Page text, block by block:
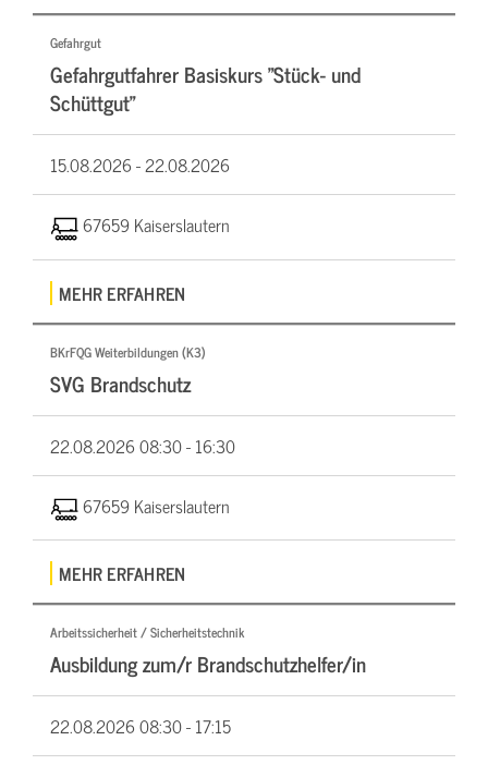
Gefahrgut
Gefahrgutfahrer Basiskurs "Stück- und
Schüttgut"
15.08.2026 -22.08.2026
67659 Kaiserslautern
MEHR ERFAHREN
BKrFQG Weiterbildungen (K3)
SVG Brandschutz
22.08.202608:30 - 16:30
67659 Kaiserslautern
MEHR ERFAHREN
Arbeitssicherheit / Sicherheitstechnik
Ausbildung zum/r Brandschutzhelfer/in
22.08.202608:30 - 17:15